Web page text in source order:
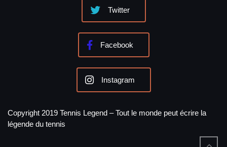
Twitter
Facebook
Instagram
Copyright 2019 Tennis Legend – Tout le monde peut écrire la
légende du tennis